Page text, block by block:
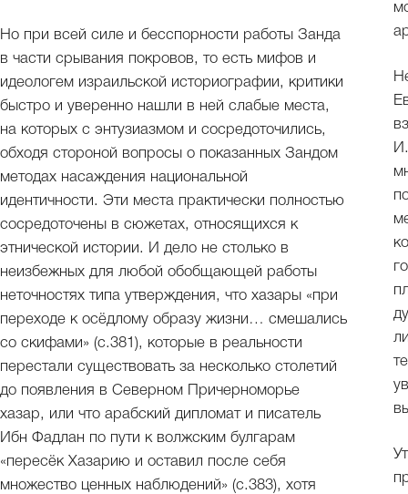
Но при всей силе и бесспорности работы Занда
в части срывания покровов, то есть мифов и
идеологем израильской историографии, критики
быстро и уверенно нашли в ней слабые места,
на которых с энтузиазмом и сосредоточились,
обходя стороной вопросы о показанных Зандом
методах насаждения национальной
идентичности. Эти места практически полностью
сосредоточены в сюжетах, относящихся к
этнической истории. И дело не столько в
неизбежных для любой обобщающей работы
неточностях типа утверждения, что хазары «при
переходе к осёдлому образу жизни… смешались
со скифами» (с.381), которые в реальности
перестали существовать за несколько столетий
до появления в Северном Причерноморье
хазар, или что арабский дипломат и писатель
Ибн Фадлан по пути к волжским булгарам
«пересёк Хазарию и оставил после себя
множество ценных наблюдений» (с.383), хотя